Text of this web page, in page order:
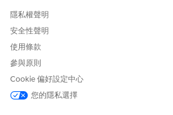
將申請階段定義新增至資金獎勵需求
面上的「表單架構」元件。若要手動將
若要顯示進度報告表單的概觀,請新
若要顯示進度報告表單,請新增「表
「贈款 Experience Cloud」範本包含「
隱私權聲明
安全性聲明
使用條款
參與原則
Cookie 偏好設定中心
您的隱私選擇